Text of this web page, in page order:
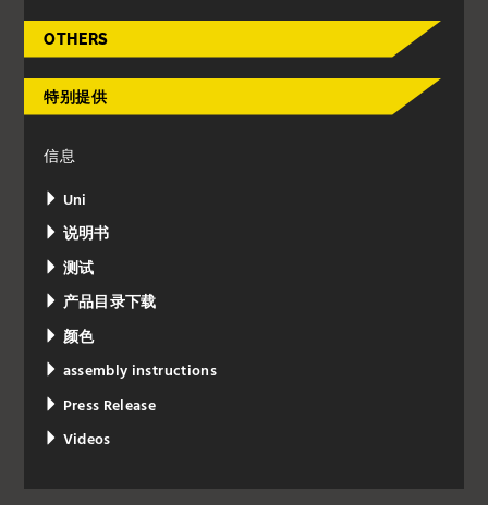
OTHERS
特别提供
信息
Uni
说明书
测试
产品目录下载
颜色
assembly instructions
Press Release
Videos